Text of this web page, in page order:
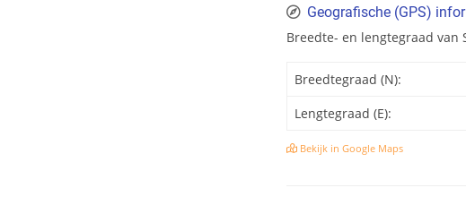
Geografische (GPS)
Breedte- en lengtegraad van
Breedtegraad (N):
Lengtegraad (E):
Bekijk in Google Maps